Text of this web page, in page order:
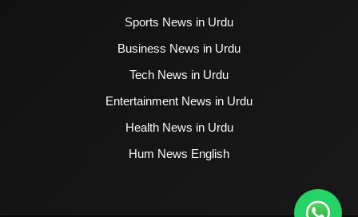
Sports News in Urdu
Business News in Urdu
Tech News in Urdu
Entertainment News in Urdu
Health News in Urdu
Hum News English